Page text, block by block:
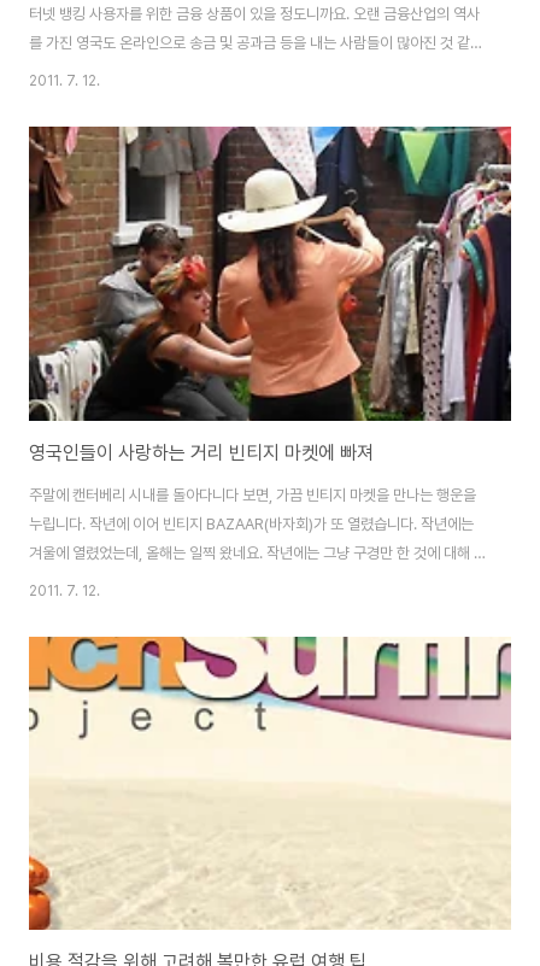
터넷 뱅킹 사용자를 위한 금융 상품이 있을 정도니까요. 오랜 금융산업의 역사
를 가진 영국도 온라인으로 송금 및 공과금 등을 내는 사람들이 많아진 것 같아
요. 그러면 영국 은행에서 인터넷 뱅킹에 대해서 알아볼께요 인터넷 뱅킹을 하
Account (혹은 Step Account: 자유입출금계좌)가 있어야 신청할 수 있답니
다. 보통 계좌를 열 경우 보통 Current Account 부터 만드니까 걱정하진 마
세요. 계좌 여는 과정은 지난 번에 설명했으니 패스~ 그럼 저의 계좌가 있는
NatWest은행을 중심으로 인터넷 뱅킹에 대해 알아볼게요. NatWest의 ..
2011. 7. 12.
영국인들이 사랑하는 거리 빈티지 마켓에 빠져
주말에 캔터베리 시내를 돌아다니다 보면, 가끔 빈티지 마켓을 만나는 행운을
누립니다. 작년에 이어 빈티지 BAZAAR(바자회)가 또 열렸습니다. 작년에는
겨울에 열렸었는데, 올해는 일찍 왔네요. 작년에는 그냥 구경만 한 것에 대해 내
심 속상해하다가 오늘 바자회에서는 꼭 하나 정도는 득템해야겠다는 생각에 구
영국 거리패션을 보면, 많은 패션리더들이 빈티지 샵이나 Charity 샵에서 산
옷과 가방 신발등으로 멋을 낸 사진들을 볼때마다 참 놀라워요. 솔직히 전 안목
이 없어서 잘 못 고르겠어요. 그런데 빈티지 멋을 낼 줄 아는 영국인들은 기가
막히게 빈티지 옷으로 믹스 앤 매치를 하네요. 워낙 어려서부터 보고 자란 탓에
2011. 7. 12.